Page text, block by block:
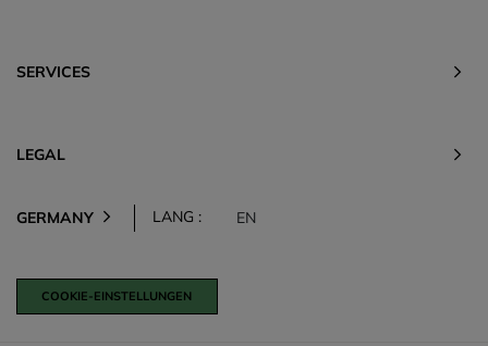
SERVICES
LEGAL
GERMANY LANG : EN
COOKIE-EINSTELLUNGEN